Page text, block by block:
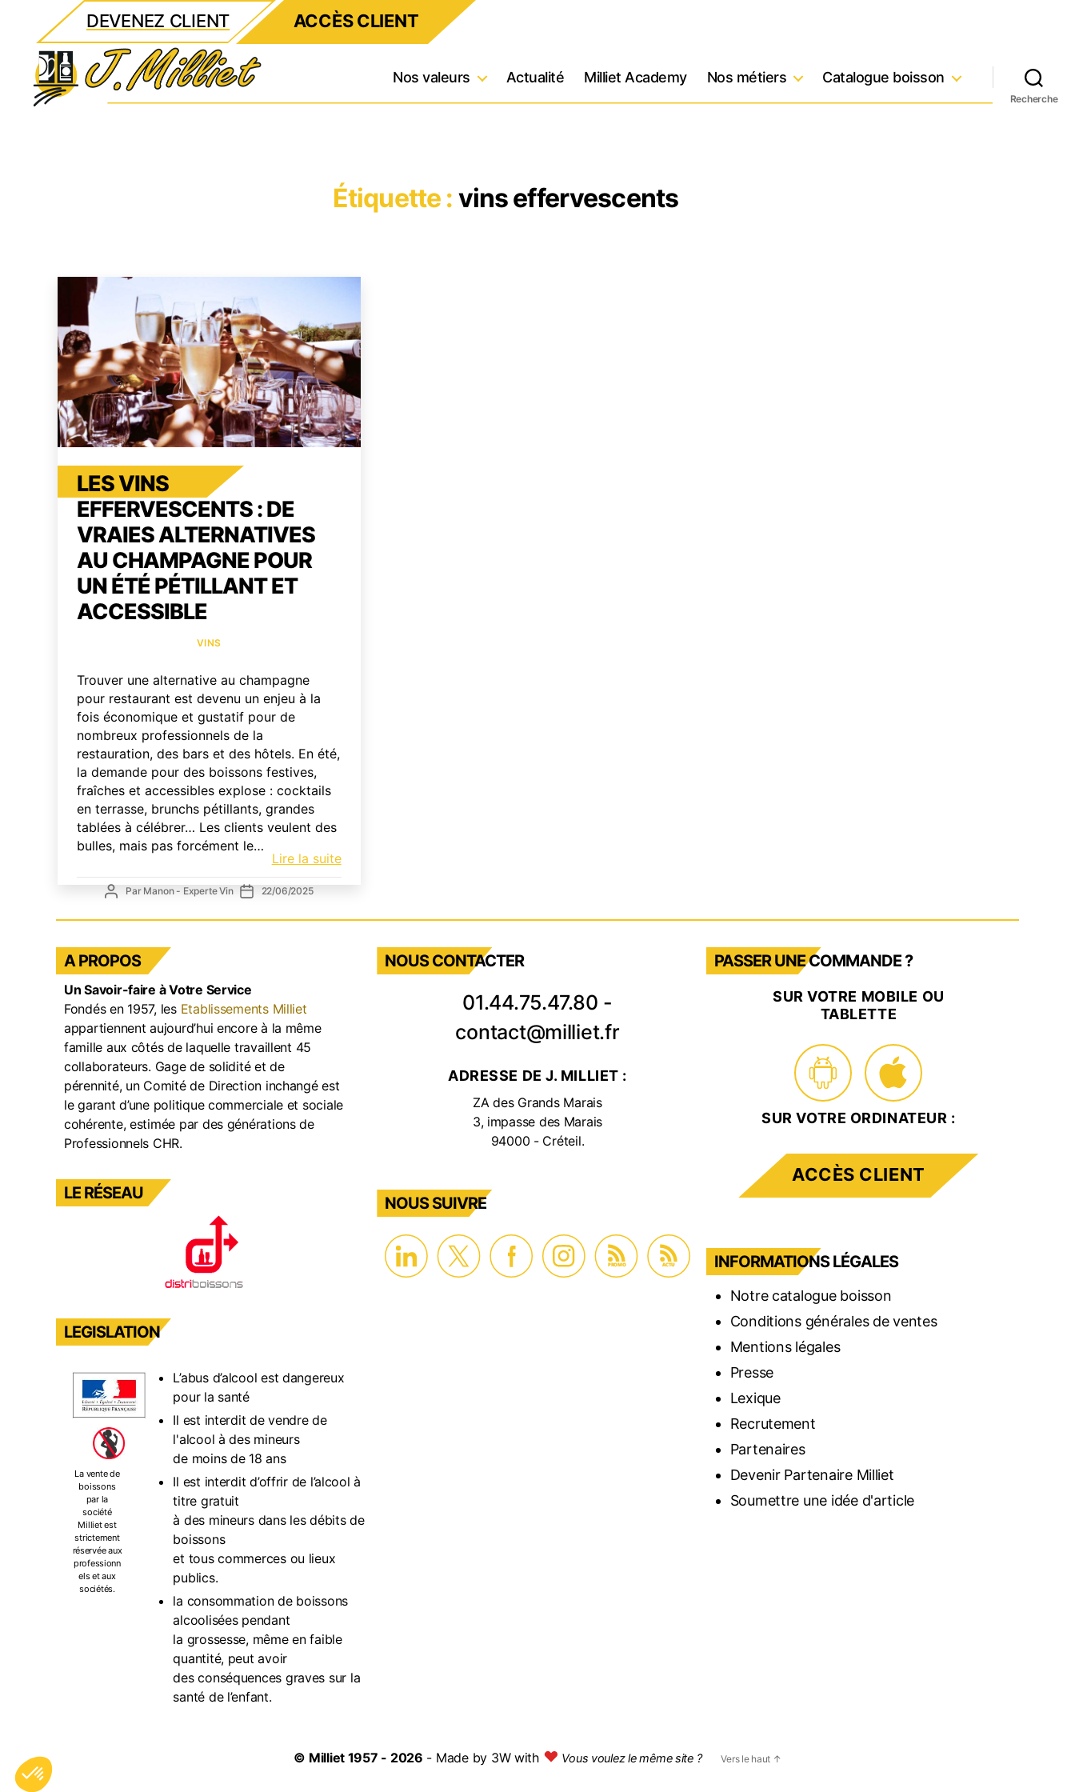
DEVENEZ CLIENT ACCÈS CLIENT
Nos valeurs Actualité Milliet Academy Nos métiers Catalogue boisson
Recherche
Étiquette : vins effervescents
LES VINS
EFFERVESCENTS : DE
VRAIES ALTERNATIVES
AU CHAMPAGNE POUR
UN ÉTÉ PÉTILLANT ET
ACCESSIBLE
VINS
Trouver une alternative au champagne
pour restaurant est devenu un enjeu à la
fois économique et gustatif pour de
nombreux professionnels de la
restauration, des bars et des hôtels. En été,
la demande pour des boissons festives,
fraîches et accessibles explose : cocktails
en terrasse, brunchs pétillants, grandes
tablées à célébrer… Les clients veulent des
bulles, mais pas forcément le…
Lire la suiteLes
vins
alternatives
accessible
Auteur
l’article
Par Manon - Experte Vin Date
l’article
22/06/2025
A PROPOS
Un Savoir-faire à Votre Service
Fondés en 1957, les Etablissements Milliet
appartiennent aujourd’hui encore à la même
famille aux côtés de laquelle travaillent 45
collaborateurs. Gage de solidité et de
pérennité, un Comité de Direction inchangé est
le garant d’une politique commerciale et sociale
cohérente, estimée par des générations de
Professionnels CHR.
LE RÉSEAU
LEGISLATION
La vente de
boissons
par la
société
Milliet est
strictement
réservée aux
professionn
els et aux
sociétés.
L’abus d’alcool est dangereux
pour la santé
Il est interdit de vendre de
l'alcool à des mineurs
de moins de 18 ans
Il est interdit d’offrir de l’alcool à
titre gratuit
à des mineurs dans les débits de
boissons
et tous commerces ou lieux
publics.
la consommation de boissons
alcoolisées pendant
la grossesse, même en faible
quantité, peut avoir
des conséquences graves sur la
santé de l’enfant.
NOUS CONTACTER
01.44.75.47.80 -
contact@milliet.fr
ADRESSE DE J. MILLIET :
ZA des Grands Marais
3, impasse des Marais
94000 - Créteil.
NOUS SUIVRE
PROMO ACTU
PASSER UNE COMMANDE ?
SUR VOTRE MOBILE OU
TABLETTE
SUR VOTRE ORDINATEUR :
ACCÈS CLIENT
INFORMATIONS LÉGALES
Notre catalogue boisson
Conditions générales de ventes
Mentions légales
Presse
Lexique
Recrutement
Partenaires
Devenir Partenaire Milliet
Soumettre une idée d'article
© Milliet 1957 - 2026 - Made by 3W with Vous voulez le même site ? Vers le haut ↑